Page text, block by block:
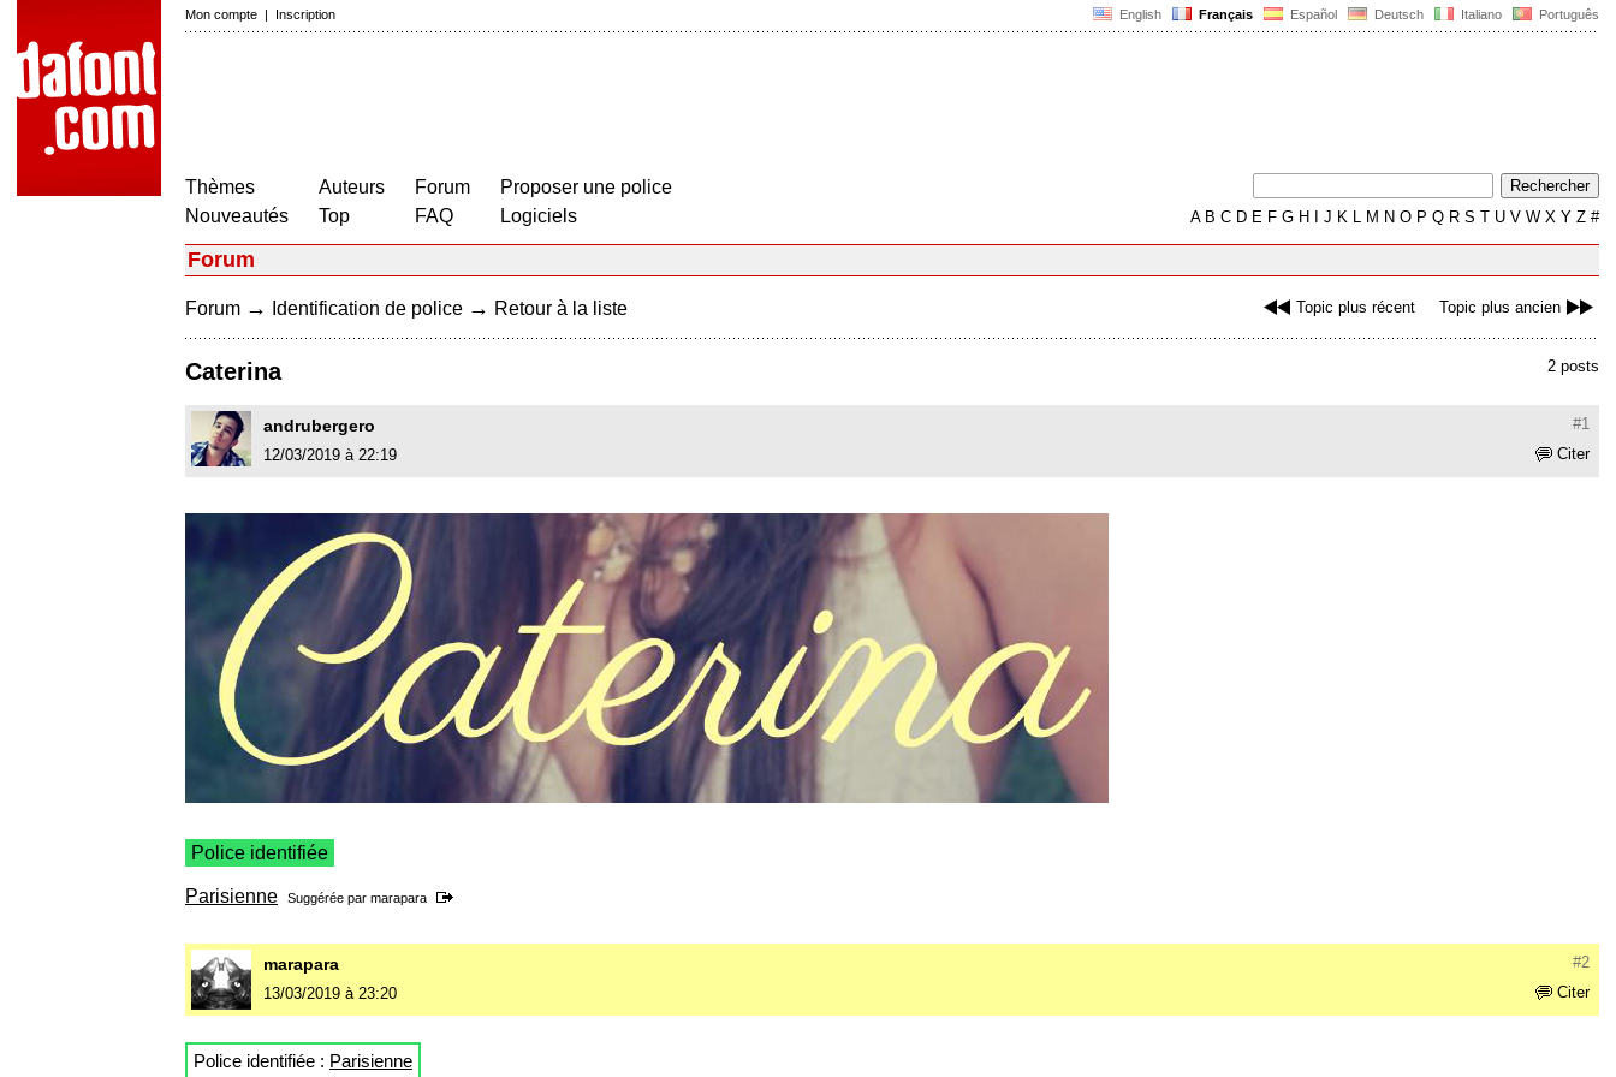
English Français Español Deutsch Italiano Português
Mon compte | Inscription
Thèmes
Nouveautés
Auteurs
Top
Forum
FAQ
Proposer une police
Logiciels
AB C D E F G H J K L M N O P Q R S T U V W X Y Z #
Forum
Topic plus récent Topic plus ancien
Forum → Identification de police → Retour à la liste
2 posts
Caterina
#1
andrubergero
Citer
12/03/2019 à 22:19
Police identifiée
Parisienne Suggérée par marapara
#2
marapara
Citer
13/03/2019 à 23:20
Police identifiée : Parisienne